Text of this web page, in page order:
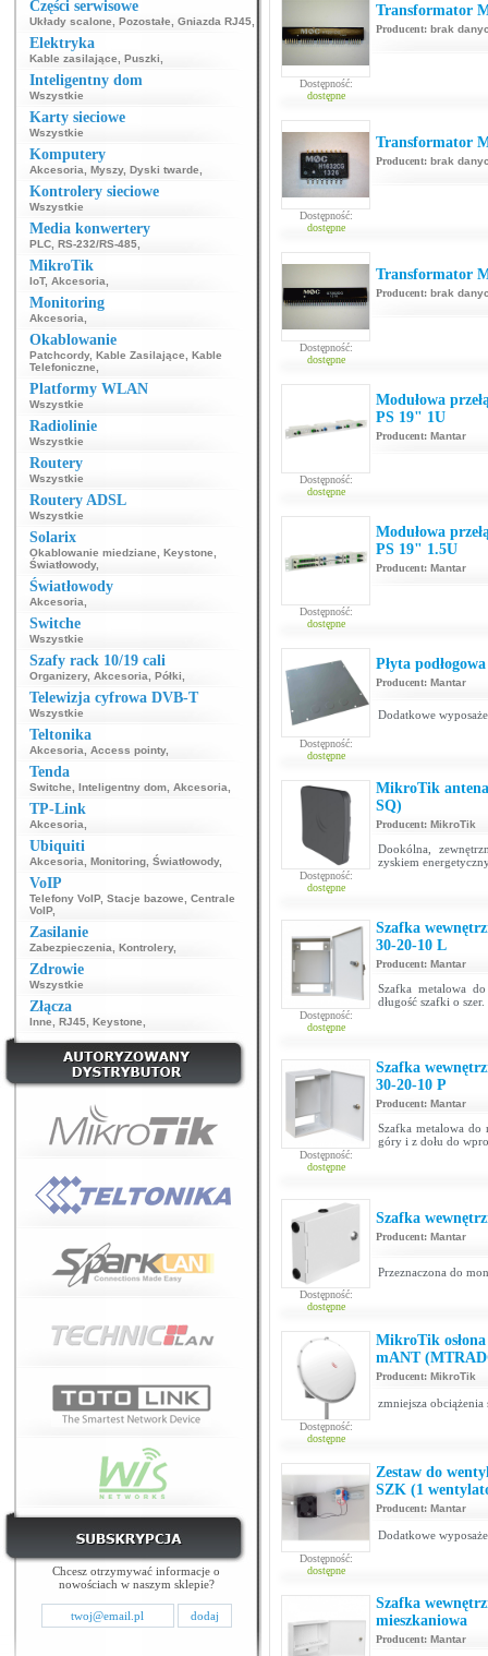
Części serwisowe
Układy scalone Pozostałe Gniazda RJ45
Elektryka
Kable zasilające Puszki
Inteligentny dom
Wszystkie
Karty sieciowe
Wszystkie
Komputery
Akcesoria Myszy, Dyski twarde
Kontrolery sieciowe
Wszystkie
Media konwertery
PLC RS-232/RS-485
MikroTik
IoT, Akcesoria
Monitoring
Akcesoria
Okablowanie
Patchcordy, Kable Zasilające
Kable
Telefoniczne
Platformy WLAN
Wszystkie
Radiolinie
Wszystkie
Routery
Wszystkie
Routery ADSL
Wszystkie
Solarix
Okablowanie miedziane Keystone
Światłowody,
Światłowody
Akcesoria
Switche
Wszystkie
Szafy rack 10/19 cali
Organizery, Akcesoria Półki
Telewizja cyfrowa DVB-T
Wszystkie
Teltonika
Akcesoria Access pointy,
Tenda
Switche Inteligentny dom Akcesoria
TP-Link
Akcesoria
Ubiquiti
Akcesoria Monitoring Światłowody,
VoIP
Telefony VoIP, Stacje bazowe
Centrale
VoIP,
Zasilanie
Zabezpieczenia Kontrolery,
Zdrowie
Wszystkie
Złącza
Inne RJ45 Keystone
Chcesz otrzymywać informacje o
nowościach w naszym sklepie?
Dostępność:
dostępne
Transformator
Producent: brak
Dostępność:
dostępne
Transformator
Producent: brak
Dostępność:
dostępne
Transformator
Producent: brak
Dostępność:
dostępne
Modułowa
PS 19" 1U
Producent: Mantar
Dostępność:
dostępne
Modułowa
PS 19" 1.5U
Producent: Mantar
Dostępność:
dostępne
Płyta
Producent: Mantar
Dodatkowe
Dostępność:
dostępne
MikroTik
SQ)
Producent: MikroTik
Dookólna,
zyskiem
Dostępność:
dostępne
Szafka
30-20-10 L
Producent: Mantar
Szafka metalowa
długość szafki o
Dostępność:
dostępne
Szafka
30-20-10 P
Producent: Mantar
Szafka metalowa do
góry i z dołu do
Dostępność:
dostępne
Szafka
Producent: Mantar
Przeznaczona do
Dostępność:
dostępne
MikroTik
mANT
Producent: MikroTik
zmniejsza
Dostępność:
dostępne
Zestaw do
SZK (1
Producent: Mantar
Dodatkowe
Szafka
mieszkaniowa
Producent: Mantar